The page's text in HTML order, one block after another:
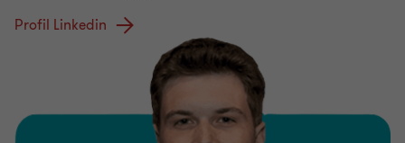
Profil Linkedin